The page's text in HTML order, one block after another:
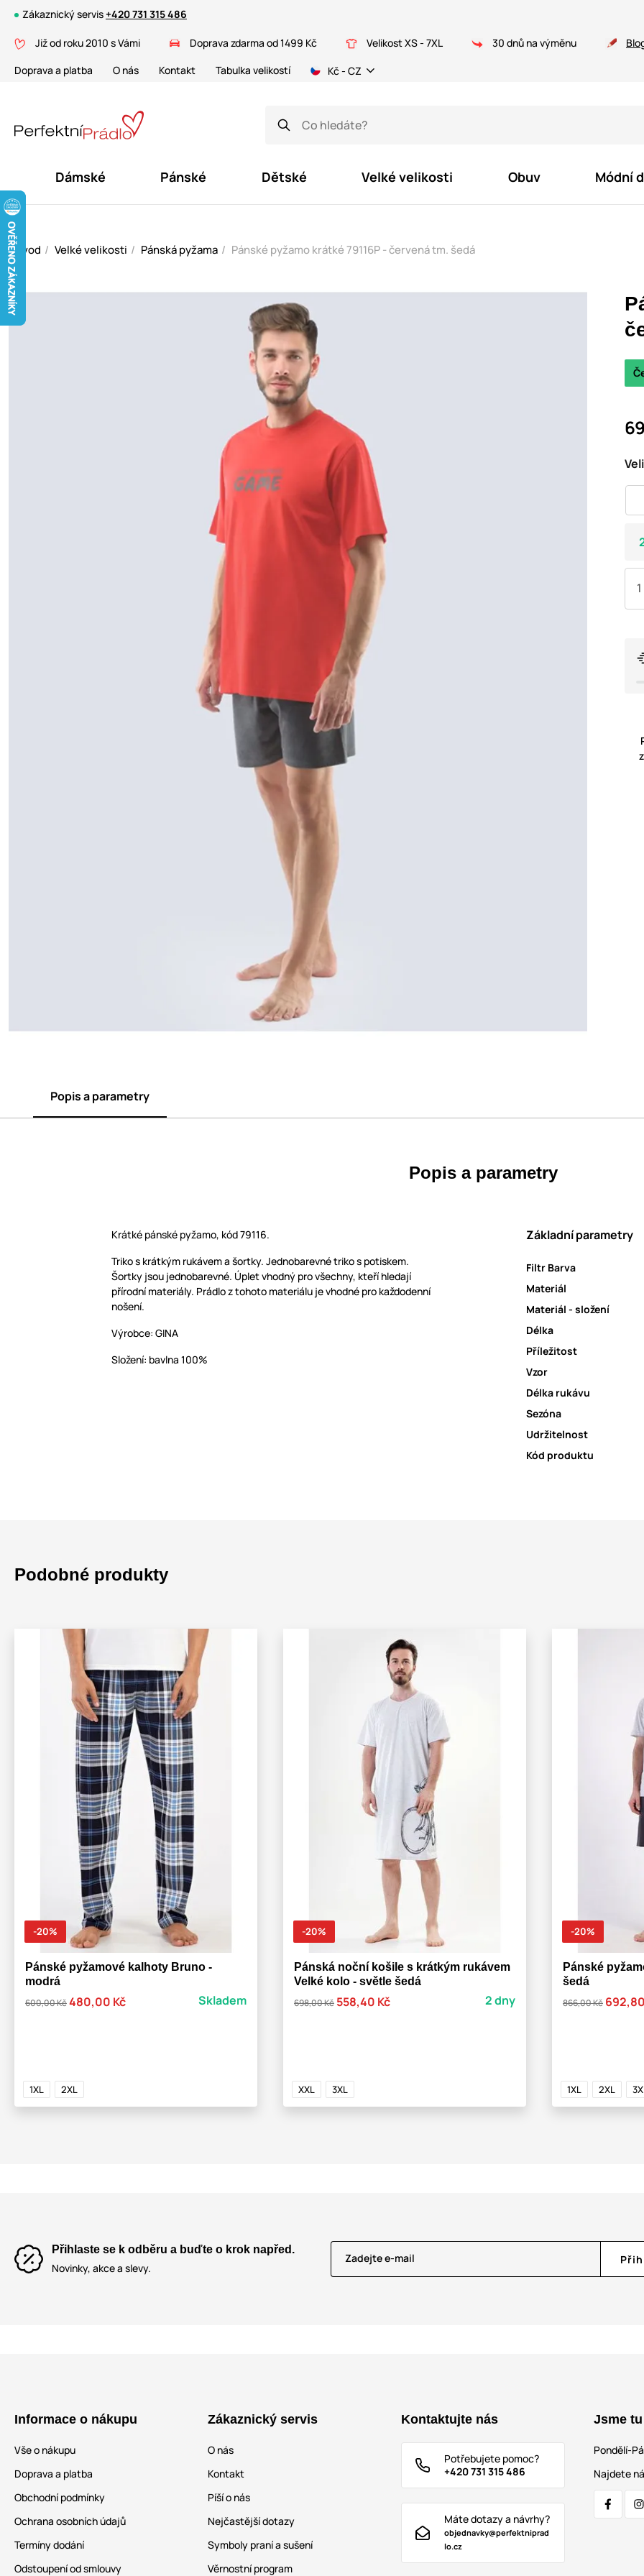
Zákaznický servis+420 731 315 486
Již od roku 2010 s Vámi Doprava zdarma od 1499 Kč Velikost XS - 7XL 30 dnů na výměnu
Doprava a platba
O nás Kontakt Tabulka velikostí Kč - CZ
Dámské Pánské Dětské Velké velikosti Obuv Módní
Úvod Velké velikosti Pánská pyžama Pánské pyžamo krátké 79116P - červená tm. šedá
Popis a parametry
Popis a parametry
Krátké pánské pyžamo, kód 79116.
Triko s krátkým rukávem a šortky. Jednobarevné triko s potiskem.
Šortky jsou jednobarevné. Úplet vhodný pro všechny, kteří hledají
přírodní materiály. Prádlo z tohoto materiálu je vhodné pro každodenní
nošení.
Výrobce: GINA
Složení: bavlna 100%
Základní parametry
Filtr Barva
Materiál
Materiál - složení
Délka
Příležitost
Vzor
Délka rukávu
Sezóna
Udržitelnost
Kód produktu
Podobné produkty
-20%
Pánské pyžamové kalhoty Bruno -
modrá
600,00 Kč480,00 Kč Skladem
1XL 2XL
-20%
Pánská noční košile s krátkým rukávem
Velké kolo - světle šedá
698,00 Kč 558,40 Kč 2 dny
XXL 3XL
-20%
Pánské
šedá
866,00 Kč
1XL 2XL
Přihlaste se k odběru a buďte o krok napřed.
Novinky, akce a slevy.
Zadejte e-mail
Informace o nákupu
Vše o nákupu
Doprava a platba
Obchodní podmínky
Ochrana osobních údajů
Termíny dodání
Odstoupení od smlouvy
Zákaznický servis
O nás
Kontakt
Píší o nás
Nejčastější dotazy
Symboly praní a sušení
Věrnostní program
Kontaktujte nás
Potřebujete pomoc?
+420 731 315 486
Máte dotazy a návrhy?
objednavky@perfektniprad
lo.cz
Jsme
Pondělí-
Najdete